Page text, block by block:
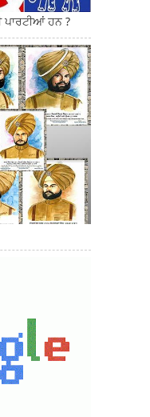
ਪਾਰਟੀਆਂ ਹਨ ?